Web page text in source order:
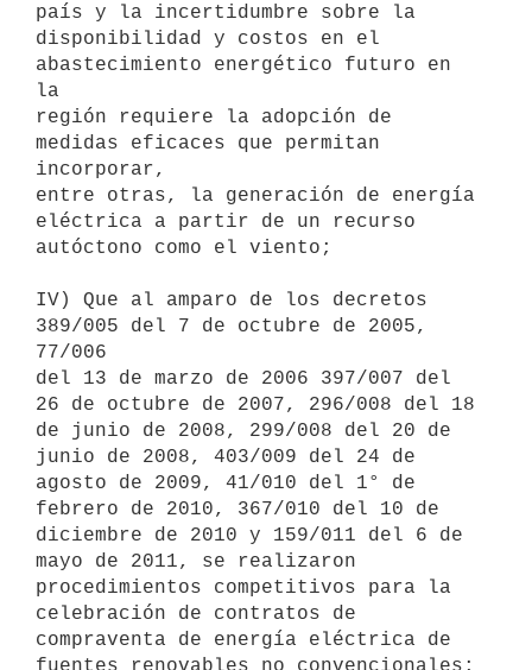
país y la incertidumbre sobre la
disponibilidad y costos en el
abastecimiento energético futuro en
la
región requiere la adopción de
medidas eficaces que permitan
incorporar,
entre otras, la generación de energía
eléctrica a partir de un recurso
autóctono como el viento;
IV) Que al amparo de los decretos
389/005 del 7 de octubre de 2005,
77/006
del 13 de marzo de 2006 397/007 del
26 de octubre de 2007, 296/008 del 18
de junio de 2008, 299/008 del 20 de
junio de 2008, 403/009 del 24 de
agosto de 2009, 41/010 del 1° de
febrero de 2010, 367/010 del 10 de
diciembre de 2010 y 159/011 del 6 de
mayo de 2011, se realizaron
procedimientos competitivos para la
celebración de contratos de
compraventa de energía eléctrica de